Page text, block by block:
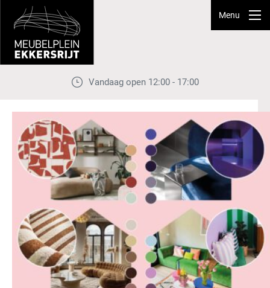
Menu
Vandaag open 12:00 - 17:00